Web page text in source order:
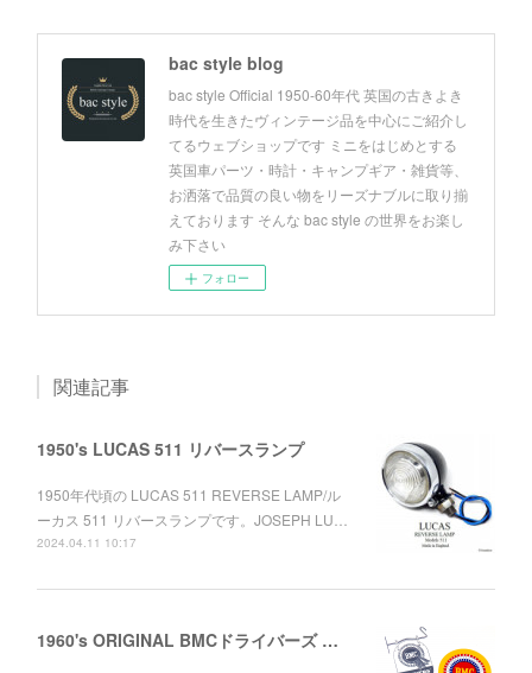
bac style blog
bac style Official 1950-60年代 英国の古きよき
時代を生きたヴィンテージ品を中心にご紹介し
てるウェブショップです ミニをはじめとする
英国車パーツ・時計・キャンプギア・雑貨等、
お洒落で品質の良い物をリーズナブルに取り揃
えております そんな bac style の世界をお楽し
み下さい
フォロー
関連記事
1950's LUCAS 511 リバースランプ
1950年代頃の LUCAS 511 REVERSE LAMP/ル
ーカス 511 リバースランプです。JOSEPH LU…
2024.04.11 10:17
1960's ORIGINAL BMCドライバーズ クラブ グリルバッジ